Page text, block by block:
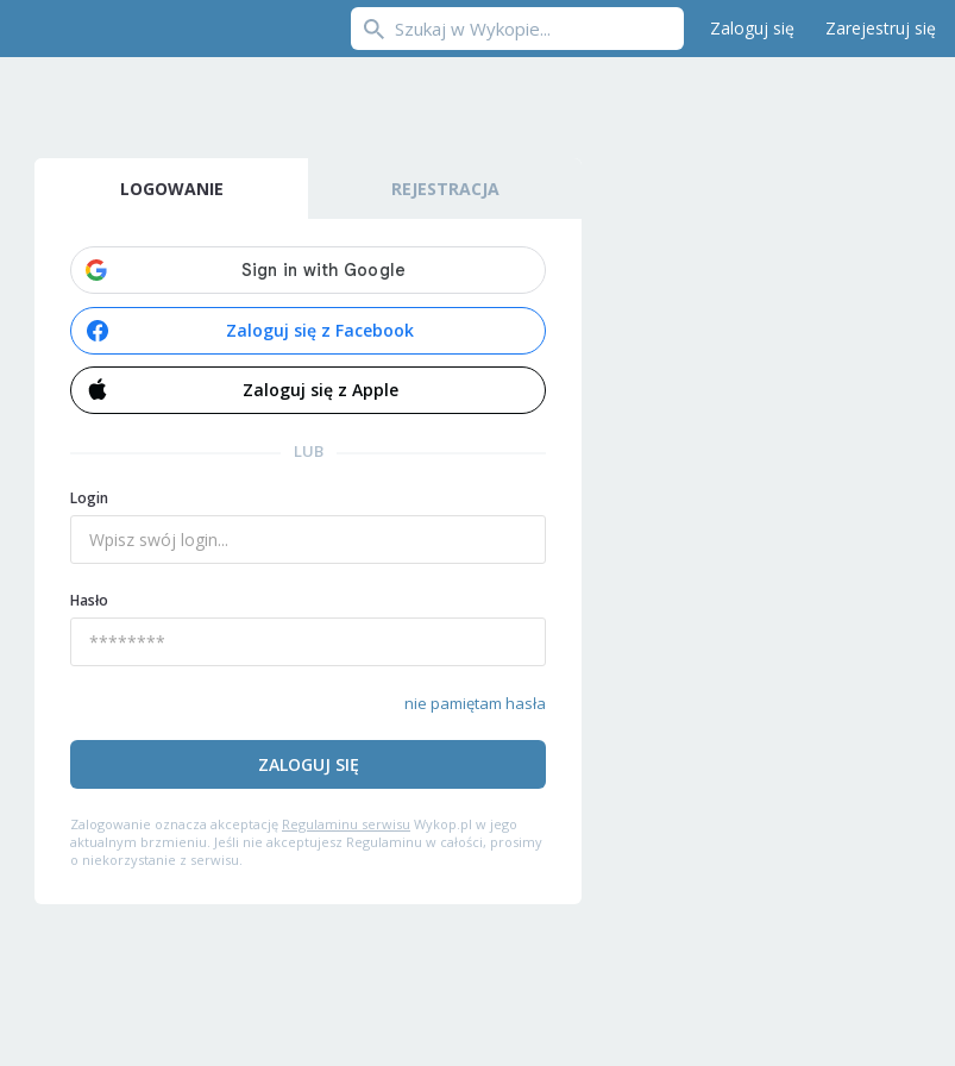
Zaloguj się Zarejestruj się
LOGOWANIE REJESTRACJA
Zaloguj się z Facebook
Zaloguj się z Apple
LUB
Login
Hasło
nie pamiętam hasła
ZALOGUJ SIĘ
Zalogowanie oznacza akceptację Regulaminu serwisu Wykop.pl w jego
aktualnym brzmieniu. Jeśli nie akceptujesz Regulaminu w całości, prosimy
o niekorzystanie z serwisu.